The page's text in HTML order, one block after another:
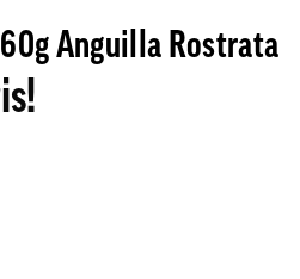
Anguilla Rostrata